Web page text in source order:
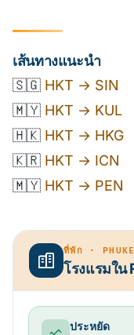
เส้นทางแนะนำ
🇸🇬 HKT → SIN
🇲🇾 HKT → KUL
🇭🇰 HKT → HKG
🇰🇷 HKT → ICN
🇲🇾 HKT → PEN
ที่พัก ·
โรงแรมใ
ประหยัด